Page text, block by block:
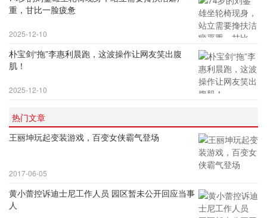
重，甘比一脸疲惫
2025-12-10
朴宝剑“拖”李惠利晨跑，这波操作让网友笑出腹
肌！
2025-12-10
热门文章
王丽坤玩起变装游戏，百变女侠霸气登场
2017-06-05
黄小蕾控诉迪士尼工作人员 园区暂未公开回应当事
人